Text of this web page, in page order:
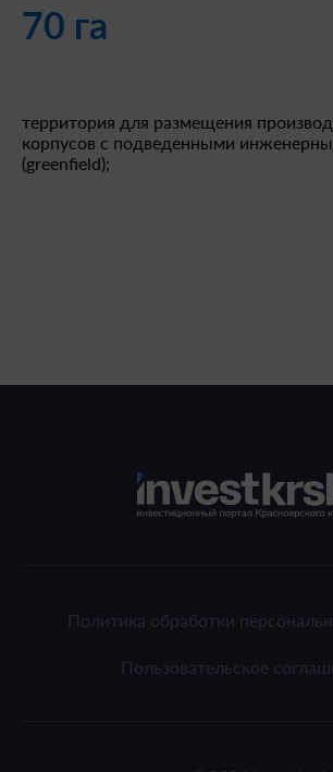
70 га
территория для размещения
корпусов с подведенными
(greenfield);
Политика обработки
Пользовательское